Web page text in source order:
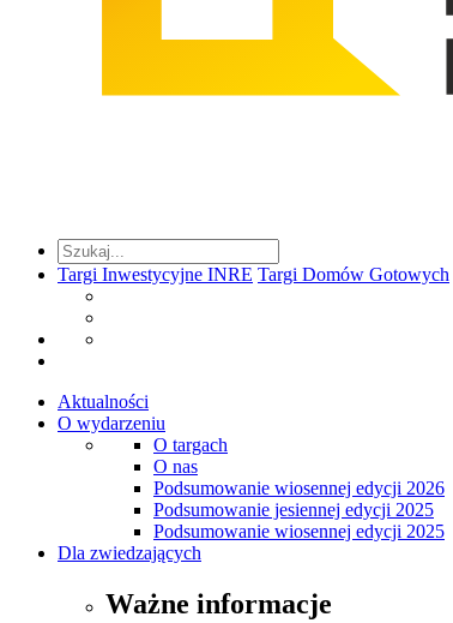
Targi Inwestycyjne INRE Targi Domów Gotowych
Aktualności
O wydarzeniu
O targach
O nas
Podsumowanie wiosennej edycji 2026
Podsumowanie jesiennej edycji 2025
Podsumowanie wiosennej edycji 2025
Dla zwiedzających
Ważne informacje